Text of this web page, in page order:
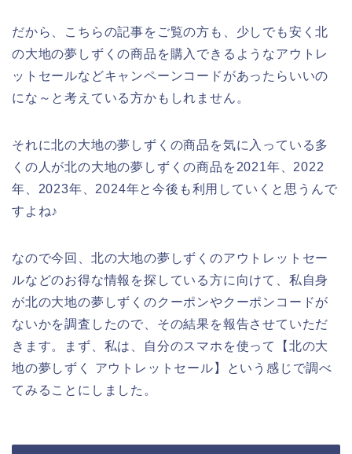
だから、こちらの記事をご覧の方も、少しでも安く北
の大地の夢しずくの商品を購入できるようなアウトレ
ットセールなどキャンペーンコードがあったらいいの
にな～と考えている方かもしれません。
それに北の大地の夢しずくの商品を気に入っている多
くの人が北の大地の夢しずくの商品を2021年、2022
年、2023年、2024年と今後も利用していくと思うんで
すよね♪
なので今回、北の大地の夢しずくのアウトレットセー
ルなどのお得な情報を探している方に向けて、私自身
が北の大地の夢しずくのクーポンやクーポンコードが
ないかを調査したので、その結果を報告させていただ
きます。まず、私は、自分のスマホを使って【北の大
地の夢しずく アウトレットセール】という感じで調べ
てみることにしました。